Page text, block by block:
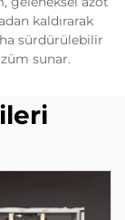
kaldırarak
sürdürülebilir
sunar.